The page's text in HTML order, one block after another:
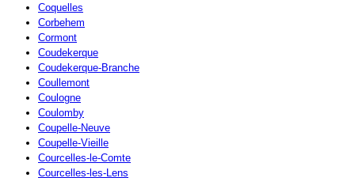
Coquelles
Corbehem
Cormont
Coudekerque
Coudekerque-Branche
Coullemont
Coulogne
Coulomby
Coupelle-Neuve
Coupelle-Vieille
Courcelles-le-Comte
Courcelles-les-Lens